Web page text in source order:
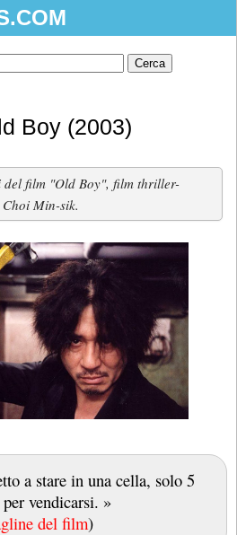
Boy (2003)
del film "Old Boy", film thriller-
Min-sik.
a stare in una cella, solo 5
vendicarsi. »
del film)